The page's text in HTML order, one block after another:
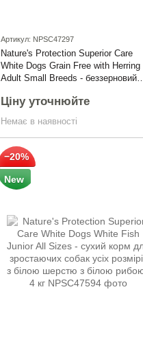
Артикул: NPSC47297
Nature's Protection Superior Care
White Dogs Grain Free with Herring
Adult Small Breeds - беззерновий
малих порід з білою шерстю 1.5кг
Ціну уточнюйте
Немає в наявності
−20%
New